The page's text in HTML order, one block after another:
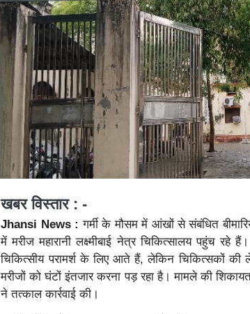
खबर विस्तार : -
Jhansi News :गर्मी के मौसम में आंखों से संबंधित
में मरीज महारानी लक्ष्मीबाई नेत्र चिकित्सालय पहुंच
चिकित्सीय परामर्श के लिए आते हैं, लेकिन चिकित्सकों की
मरीजों को घंटों इंतजार करना पड़ रहा है। मामले की
ने तत्काल कार्रवाई की।